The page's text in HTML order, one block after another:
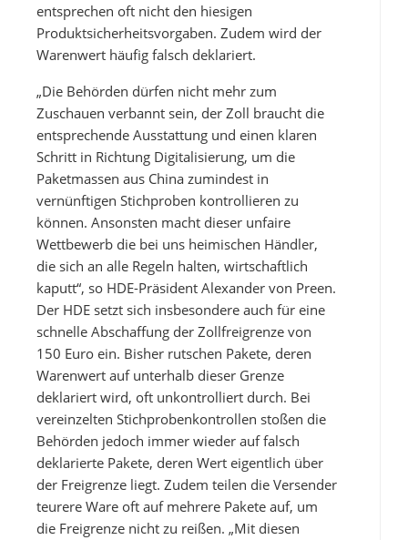
entsprechen oft nicht den hiesigen
Produktsicherheitsvorgaben. Zudem wird der
Warenwert häufig falsch deklariert.
„Die Behörden dürfen nicht mehr zum
Zuschauen verbannt sein, der Zoll braucht die
entsprechende Ausstattung und einen klaren
Schritt in Richtung Digitalisierung, um die
Paketmassen aus China zumindest in
vernünftigen Stichproben kontrollieren zu
können. Ansonsten macht dieser unfaire
Wettbewerb die bei uns heimischen Händler,
die sich an alle Regeln halten, wirtschaftlich
kaputt“, so HDE-Präsident Alexander von Preen.
Der HDE setzt sich insbesondere auch für eine
schnelle Abschaffung der Zollfreigrenze von
150 Euro ein. Bisher rutschen Pakete, deren
Warenwert auf unterhalb dieser Grenze
deklariert wird, oft unkontrolliert durch. Bei
vereinzelten Stichprobenkontrollen stoßen die
Behörden jedoch immer wieder auf falsch
deklarierte Pakete, deren Wert eigentlich über
der Freigrenze liegt. Zudem teilen die Versender
teurere Ware oft auf mehrere Pakete auf, um
die Freigrenze nicht zu reißen. „Mit diesen